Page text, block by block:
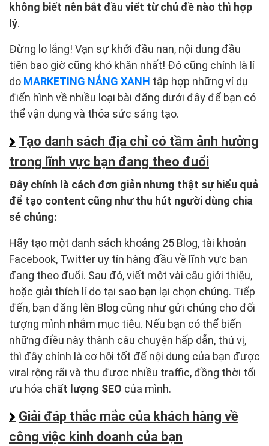
không biết nên bắt đầu viết từ chủ đề nào thì hợp
lý.
Đừng lo lắng! Vạn sự khởi đầu nan, nội dung đầu
tiên bao giờ cũng khó khăn nhất! Đó cũng chính là lí
do MARKETING NẮNG XANH tập hợp những ví dụ
điển hình về nhiều loại bài đăng dưới đây để bạn có
thể vận dụng và thỏa sức sáng tạo.
Tạo danh sách địa chỉ có tầm ảnh hưởng
trong lĩnh vực bạn đang theo đuổi
Đây chính là cách đơn giản nhưng thật sự hiểu quả
để tạo content cũng như thu hút người dùng chia
sẻ chúng:
Hãy tạo một danh sách khoảng 25 Blog, tài khoản
Facebook, Twitter uy tín hàng đầu về lĩnh vực bạn
đang theo đuổi. Sau đó, viết một vài câu giới thiệu,
hoặc giải thích lí do tại sao bạn lại chọn chúng. Tiếp
đến, bạn đăng lên Blog cũng như gửi chúng cho đối
tượng mình nhắm mục tiêu. Nếu bạn có thể biến
những điều này thành câu chuyện hấp dẫn, thú vị,
thì đây chính là cơ hội tốt để nội dung của bạn được
viral rộng rãi và thu được nhiều traffic, đồng thời tối
ưu hóa chất lượng SEO của mình.
Giải đáp thắc mắc của khách hàng về
công việc kinh doanh của bạn